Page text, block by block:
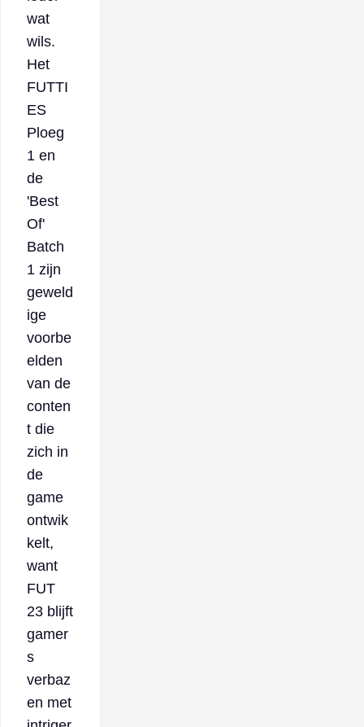
wat
wils.
Het
FUTTI
ES
Ploeg
1 en
de
'Best
Of'
Batch
1 zijn
geweld
ige
voorbe
elden
van de
conten
t die
zich in
de
game
ontwik
kelt,
want
FUT
23 blijft
gamer
s
verbaz
en met